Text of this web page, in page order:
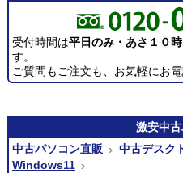
受付時間は平日のみ・あさ１０
す。
ご質問もご注文も、お気軽にお電
激安中
中古パソコン直販
中古デスク
Windows11